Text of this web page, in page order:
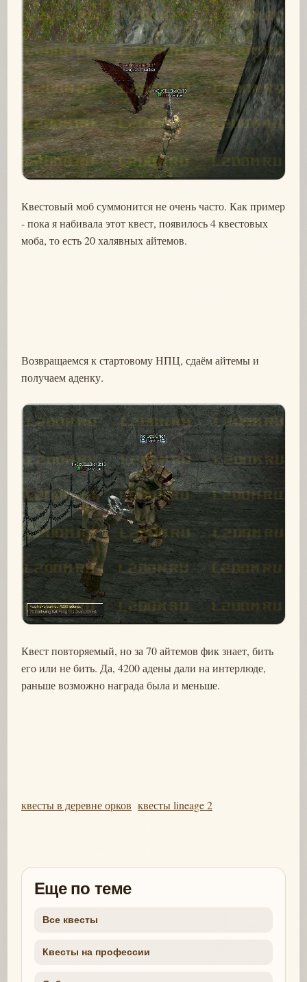
Квестовый моб суммонится не очень часто. Как пример
- пока я набивала этот квест, появилось 4 квестовых
моба, то есть 20 халявных айтемов.
Возвращаемся к стартовому НПЦ, сдаём айтемы и
получаем аденку.
Квест повторяемый, но за 70 айтемов фик знает, бить
его или не бить. Да, 4200 адены дали на интерлюде,
раньше возможно награда была и меньше.
квесты в деревне орков квесты lineage 2
Еще по теме
Все квесты
Квесты на профессии